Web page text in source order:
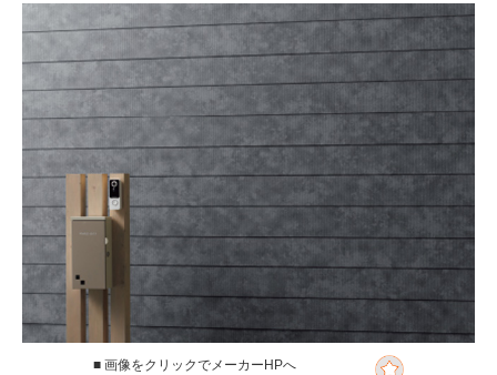
■ 画像をクリックでメーカーHPへ